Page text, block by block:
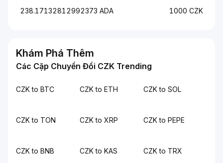
238.17132812992373 ADA 1000 CZK
Khám Phá Thêm
Các Cặp Chuyển Đổi CZK Trending
CZK to BTC CZK to ETH CZK to SOL
CZK to TON CZK to XRP CZK to PEPE
CZK to BNB CZK to KAS CZK to TRX